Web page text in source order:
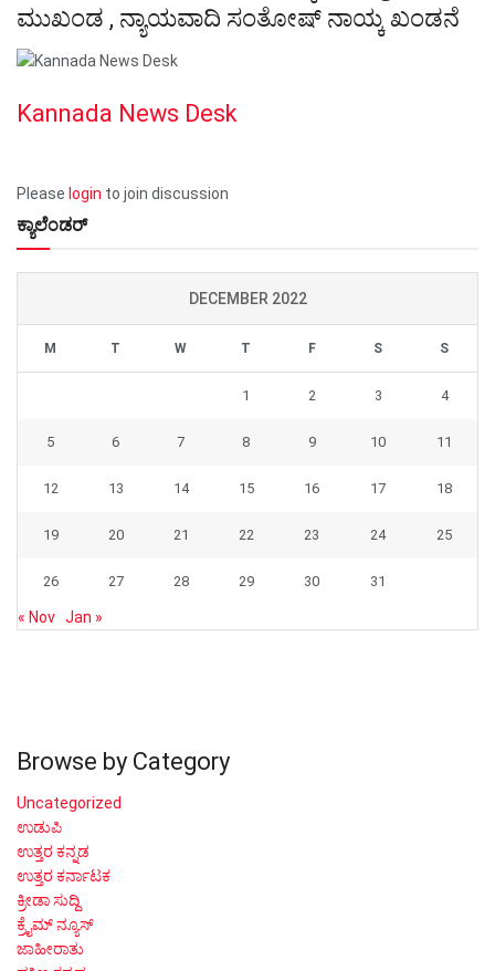
ಮುಖಂಡ , ನ್ಯಾಯವಾದಿ ಸಂತೋಷ್ ನಾಯ್ಕ ಖಂಡನೆ
Kannada News Desk
Please login to join discussion
ಕ್ಯಾಲೆಂಡರ್
DECEMBER 2022
M T W T F S S
1 2 3 4
5 6 7 8 9 10 11
12 13 14 15 16 17 18
19 20 21 22 23 24 25
26 27 28 29 30 31
« Nov Jan »
Browse by Category
Uncategorized
ಉಡುಪಿ
ಉತ್ತರ ಕನ್ನಡ
ಉತ್ತರ ಕರ್ನಾಟಕ
ಕ್ರೀಡಾ ಸುದ್ದಿ
ಕ್ರೈಮ್ ನ್ಯೂಸ್
ಜಾಹೀರಾತು